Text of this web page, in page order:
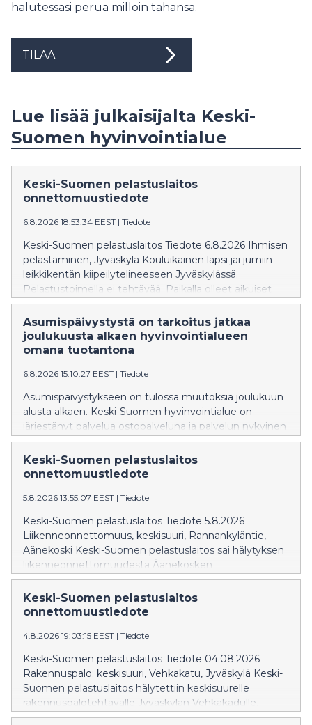
halutessasi perua milloin tahansa.
TILAA
Lue lisää julkaisijalta Keski-
Suomen hyvinvointialue
Keski-Suomen pelastuslaitos
onnettomuustiedote
6.8.2026 18:53:34 EEST | Tiedote
Keski-Suomen pelastuslaitos Tiedote 6.8.2026 Ihmisen
pelastaminen, Jyväskylä Kouluikäinen lapsi jäi jumiin
leikkikentän kiipeilytelineeseen Jyväskylässä.
Pelastustoimella ei tehtävää. Paikalla olleet aikuiset
olivat auttaneet lapsen alas telineestä. Pelastustoimi ei
tiedota asiasta enempää.
Asumispäivystystä on tarkoitus jatkaa
joulukuusta alkaen hyvinvointialueen
omana tuotantona
6.8.2026 15:10:27 EEST | Tiedote
Asumispäivystykseen on tulossa muutoksia joulukuun
alusta alkaen. Keski-Suomen hyvinvointialue on
järjestänyt palvelua ostopalveluna ja palvelun nykyinen
ja ainut tuottaja Katulähetys ry on irtisanonut
sopimuksen päättymään 30.11. Asumispäivystyksessä
on vuodepaikkoja 10 hengelle.
Keski-Suomen pelastuslaitos
onnettomuustiedote
5.8.2026 13:55:07 EEST | Tiedote
Keski-Suomen pelastuslaitos Tiedote 5.8.2026
Liikenneonnettomuus, keskisuuri, Rannankyläntie,
Äänekoski Keski-Suomen pelastuslaitos sai hälytyksen
liikenneonnettomuudesta Äänekosken
Rannankyläntielle 20 yli yhden iltapäivällä.
Täysperävaunuyhdistelmä oli ajamassa pohjoiseen päin
Jyväskyläntietä, kun yhdistelmä suistui tieltä päätyen
onnettomuudessa ja Rannankyläntie on toistaiseksi
suljettu liikenteeltä. Onnettomuudessa ei aiheutunut
henkilövahinkoja.
Keski-Suomen pelastuslaitos
onnettomuustiedote
4.8.2026 19:03:15 EEST | Tiedote
Keski-Suomen pelastuslaitos Tiedote 04.08.2026
Rakennuspalo: keskisuuri, Vehkakatu, Jyväskylä Keski-
Suomen pelastuslaitos hälytettiin keskisuurelle
rakennuspalotehtävälle Jyväskylän Vehkakadulle.
Tehtävälle hälytettiin kuusi pelastuslaitoksen yksikköä.